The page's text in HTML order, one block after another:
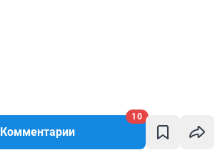
Комментарии
10